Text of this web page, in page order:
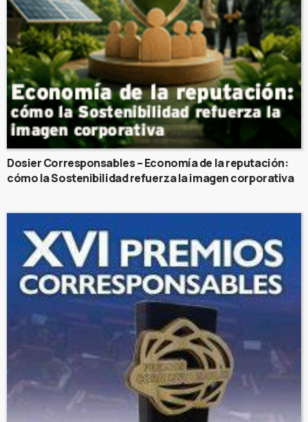
Dosier Corresponsables – Economía de la reputación:
cómo la Sostenibilidad refuerza la imagen corporativa